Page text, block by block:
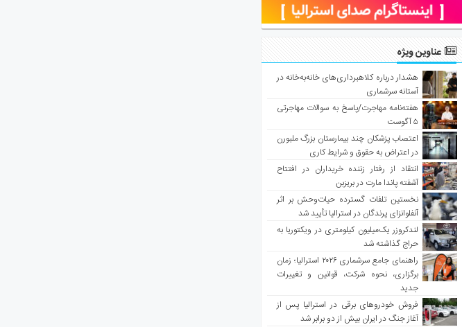
عناوین ویژه
هشدار درباره کلاهبرداری‌های خانه‌به‌خانه در
آستانه سرشماری
هفته‌نامه مهاجرت/پاسخ به سوالات مهاجرتی
۵ آگوست
اعتصاب پزشکان چند بیمارستان بزرگ ملبورن
در اعتراض به حقوق و شرایط کاری
انتقاد از رفتار زننده خریداران در افتتاح
آشفته پاندا مارت در بریزبن
نخستین تلفات گسترده حیات‌وحش بر اثر
آنفلوانزای پرندگان در استرالیا تأیید شد
لندکروزر یک‌میلیون کیلومتری در ویکتوریا به
حراج گذاشته شد
راهنمای جامع سرشماری ۲۰۲۶ استرالیا؛ زمان
برگزاری، نحوه شرکت، قوانین و تغییرات
جدید
فروش خودروهای برقی در استرالیا پس از
آغاز جنگ در ایران بیش از دو برابر شد